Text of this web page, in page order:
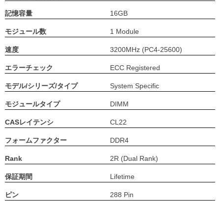
記憶容量 16GB
モジュール数 1 Module
速度 3200MHz (PC4-25600)
エラーチェック ECC Registered
モデル/シリーズ/タイプ System Specific
モジュールタイプ DIMM
CASレイテンシ CL22
フォームファクター DDR4
Rank 2R (Dual Rank)
保証期間 Lifetime
ピン 288 Pin